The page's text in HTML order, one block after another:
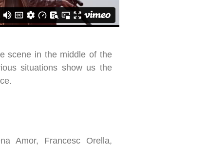
scene in the middle of the
situations show us the
Amor, Francesc Orella,